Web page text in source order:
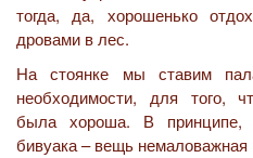
тогда, да, хорошенько
дровами в лес.
На стоянке мы ставим
необходимости, для того,
была хороша. В принципе,
бивуака – вещь немаловажная